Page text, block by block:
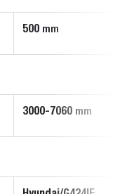
500 mm
3000-7060 mm